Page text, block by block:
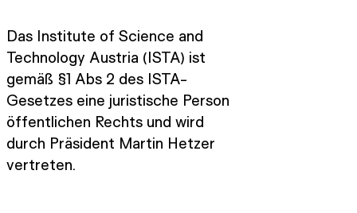
Das Institute of Science and
Technology Austria (ISTA) ist
gemäß §1 Abs 2 des ISTA-
Gesetzes eine juristische Person
öffentlichen Rechts und wird
durch Präsident Martin Hetzer
vertreten.